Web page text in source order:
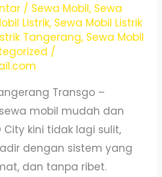
/ Sewa Mobil, Sewa
Listrik, Sewa Mobil Listrik
Tangerang, Sewa Mobil
/
Transgo –
mobil mudah dan
City kini tidak lagi sulit,
dengan sistem yang
dan tanpa ribet.